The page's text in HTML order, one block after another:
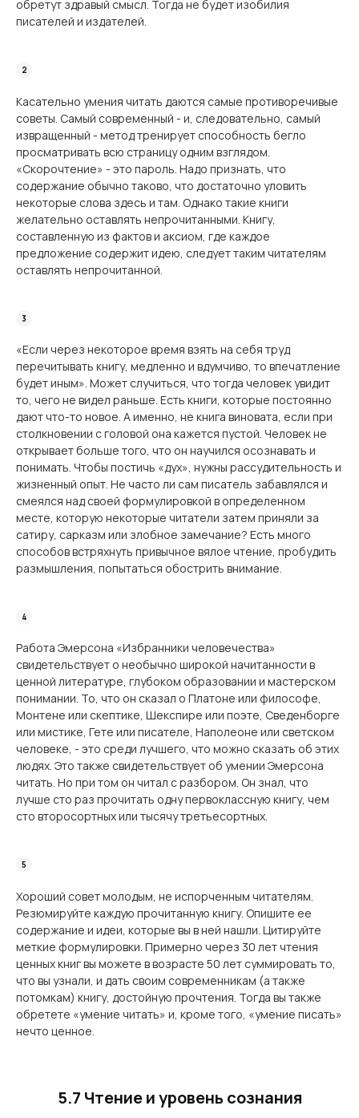
обретут здравый смысл. Тогда не будет изобилия
писателей и издателей.
Касательно умения читать даются самые противоречивые
советы. Самый современ­ный - и, следовательно, самый
извращенный - метод тренирует способность бегло
просматривать всю страницу одним взглядом.
«Скорочтение» - это пароль. Надо при­знать, что
содержание обычно таково, что достаточно уловить
некоторые слова здесь и там. Однако такие книги
желательно оставлять непрочитанными. Книгу,
составленную из фактов и аксиом, где каждое
предложение содержит идею, следует таким читателям
оставлять непрочитанной.
«Если через некоторое время взять на себя труд
перечитывать книгу, медленно и вдумчиво, то впечатление
будет иным». Может случиться, что тогда человек увидит
то, чего не видел раньше. Есть книги, которые постоянно
дают что-то новое. А именно, не книга виновата, если при
столкновении с головой она кажется пустой. Человек не
от­крывает больше того, что он научился осознавать и
понимать. Чтобы постичь «дух», нужны рассудительность и
жизненный опыт. Не часто ли сам писатель забавлялся и
смеялся над своей формулировкой в определенном
месте, которую некоторые читатели затем приняли за
сатиру, сарказм или злобное замечание? Есть много
способов встрях­нуть привычное вялое чтение, пробудить
размышления, попытаться обострить внима­ние.
Работа Эмерсона «Избранники человечества»
свидетельствует о необычно широкой начитанности в
ценной литературе, глубоком образовании и мастерском
понимании. То, что он сказал о Платоне или философе,
Монтене или скептике, Шекспире или поэте, Сведенборге
или мистике, Гете или писателе, Наполеоне или светском
человеке, - это среди лучшего, что можно сказать об этих
людях. Это также свидетельствует об умении Эмерсона
читать. Но при том он читал с разбором. Он знал, что
лучше сто раз прочитать одну первоклассную книгу, чем
сто второсортных или тысячу третьесортных.
Хороший совет молодым, не испорченным читателям.
Резюмируйте каждую прочи­танную книгу. Опишите ее
содержание и идеи, которые вы в ней нашли. Цитируйте
меткие формулировки. Примерно через 30 лет чтения
ценных книг вы можете в возрасте 50 лет суммировать то,
что вы узнали, и дать своим современникам (а также
потомкам) книгу, достойную прочтения. Тогда вы также
обретете «умение читать» и, кроме того, «умение писать»
нечто ценное.
5.7 Чтение и уровень сознания